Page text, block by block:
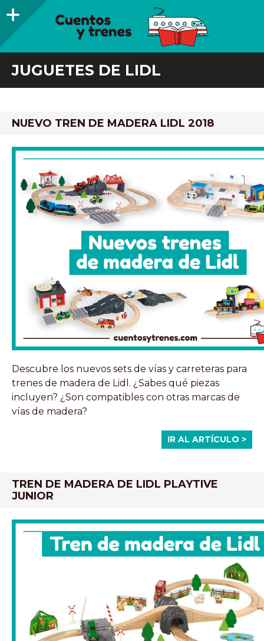
Barra
JUGUETES DE LIDL
NUEVO TREN DE MADERA LIDL 2018
Descubre los nuevos sets de vías y carreteras para
trenes de madera de Lidl. ¿Sabes qué piezas
incluyen? ¿Son compatibles con otras marcas de
vías de madera?
IR AL ARTÍCULO >
TREN DE MADERA DE LIDL PLAYTIVE
JUNIOR